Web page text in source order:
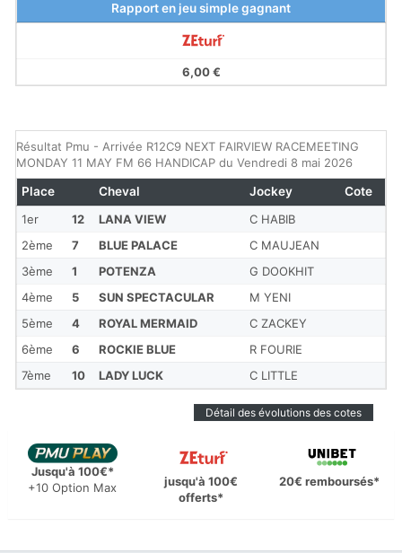
Rapport en jeu simple gagnant
6,00 €
Résultat Pmu - Arrivée R12C9 NEXT FAIRVIEW RACEMEETING
MONDAY 11 MAY FM 66 HANDICAP du Vendredi 8 mai 2026
1er 12 LANA VIEW
C HABIB
2ème
7 BLUE PALACE
C MAUJEAN
3ème
1 POTENZA
G DOOKHIT
4ème
5 SUN SPECTACULAR
M YENI
5ème
4 ROYAL MERMAID
C ZACKEY
6ème
6 ROCKIE BLUE
R FOURIE
7ème
10 LADY LUCK C LITTLE
Place Cheval Jockey Cote
Détail des évolutions des cotes
Jusqu'à 100€*
+10 Option Max
jusqu'à 100€
offerts*
20€ remboursés*